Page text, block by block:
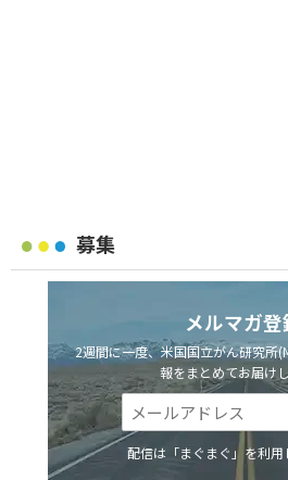
募集
メルマガ登
2週間に一度、米国国立がん研究所
報をまとめてお届けし
配信は「まぐまぐ」を利用